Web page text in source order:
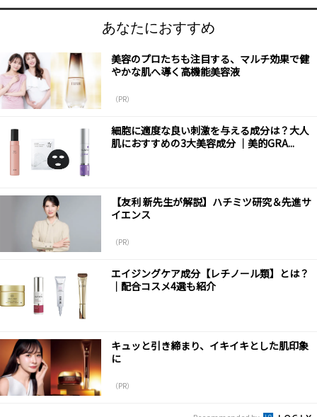
あなたにおすすめ
美容のプロたちも注目する、マルチ効果で健
やかな肌へ導く高機能美容液
（PR）
細胞に適度な良い刺激を与える成分は？大人
肌におすすめの3大美容成分 ｜美的GRA...
【友利 新先生が解説】ハチミツ研究＆先進サ
イエンス
（PR）
エイジングケア成分【レチノール類】とは？
｜配合コスメ4選も紹介
キュッと引き締まり、イキイキとした肌印象
に
（PR）